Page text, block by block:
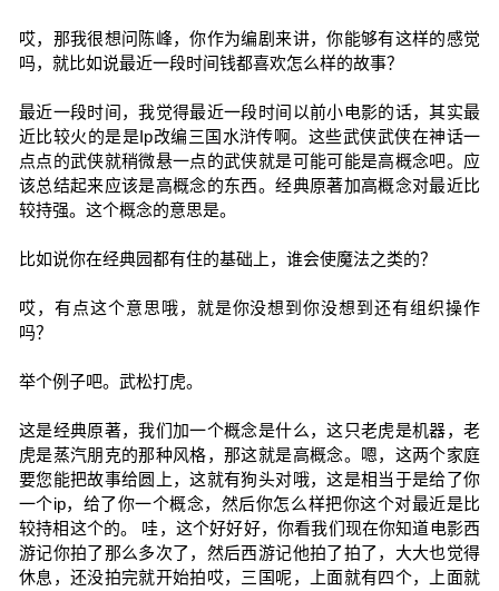
哎，那我很想问陈峰，你作为编剧来讲，你能够有这样的感觉
吗，就比如说最近一段时间钱都喜欢怎么样的故事？
最近一段时间，我觉得最近一段时间以前小电影的话，其实最
近比较火的是是Ip改编三国水浒传啊。这些武侠武侠在神话一
点点的武侠就稍微悬一点的武侠就是可能可能是高概念吧。应
该总结起来应该是高概念的东西。经典原著加高概念对最近比
较持强。这个概念的意思是。
比如说你在经典园都有住的基础上，谁会使魔法之类的？
哎，有点这个意思哦，就是你没想到你没想到还有组织操作
吗？
举个例子吧。武松打虎。
这是经典原著，我们加一个概念是什么，这只老虎是机器，老
虎是蒸汽朋克的那种风格，那这就是高概念。嗯，这两个家庭
要您能把故事给圆上，这就有狗头对哦，这是相当于是给了你
一个ip，给了你一个概念，然后你怎么样把你这个对最近是比
较持相这个的。 哇，这个好好好，你看我们现在你知道电影西
游记你拍了那么多次了，然后西游记他拍了拍了，大大也觉得
休息，还没拍完就开始拍哎，三国呢，上面就有四个，上面就